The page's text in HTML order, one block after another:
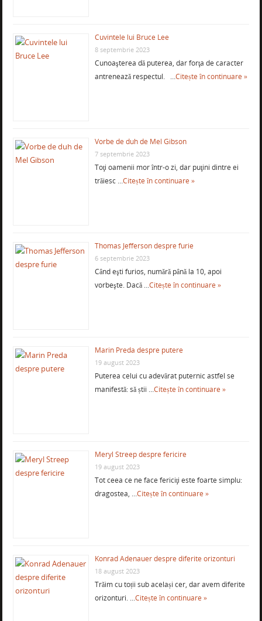
Cuvintele lui Bruce Lee
8 septembrie 2023
Cunoaşterea dă puterea, dar forţa de caracter
antrenează respectul. …Citește în continuare »
Vorbe de duh de Mel Gibson
7 septembrie 2023
Toţi oamenii mor într-o zi, dar puţini dintre ei
trăiesc …Citește în continuare »
Thomas Jefferson despre furie
6 septembrie 2023
Când eşti furios, numără până la 10, apoi
vorbeşte. Dacă …Citește în continuare »
Marin Preda despre putere
19 august 2023
Puterea celui cu adevărat puternic astfel se
manifestă: să știi …Citește în continuare »
Meryl Streep despre fericire
19 august 2023
Tot ceea ce ne face fericiţi este foarte simplu:
dragostea, …Citește în continuare »
Konrad Adenauer despre diferite orizonturi
18 august 2023
Trăim cu toții sub același cer, dar avem diferite
orizonturi. …Citește în continuare »